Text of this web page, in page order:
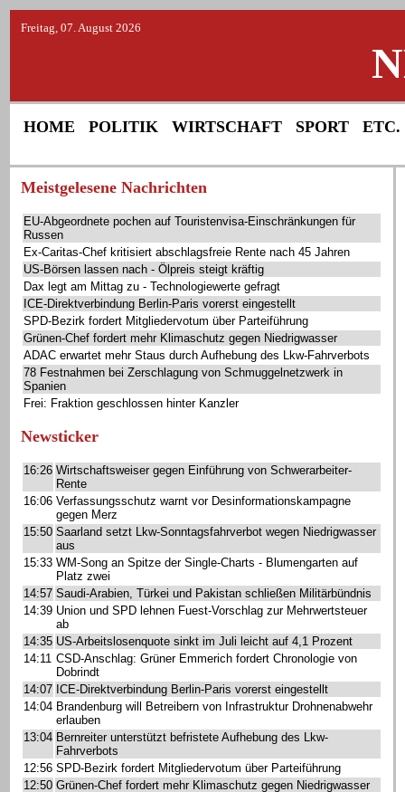
Freitag, 07. August 2026
HOME POLITIK WIRTSCHAFT SPORT ETC.
Meistgelesene Nachrichten
EU-Abgeordnete pochen auf Touristenvisa-Einschränkungen für
Russen
Ex-Caritas-Chef kritisiert abschlagsfreie Rente nach 45 Jahren
US-Börsen lassen nach - Ölpreis steigt kräftig
Dax legt am Mittag zu - Technologiewerte gefragt
ICE-Direktverbindung Berlin-Paris vorerst eingestellt
SPD-Bezirk fordert Mitgliedervotum über Parteiführung
Grünen-Chef fordert mehr Klimaschutz gegen Niedrigwasser
ADAC erwartet mehr Staus durch Aufhebung des Lkw-Fahrverbots
78 Festnahmen bei Zerschlagung von Schmuggelnetzwerk in
Spanien
Frei: Fraktion geschlossen hinter Kanzler
Newsticker
16:26 Wirtschaftsweiser gegen Einführung von Schwerarbeiter-
Rente
16:06 Verfassungsschutz warnt vor Desinformationskampagne
gegen Merz
15:50 Saarland setzt Lkw-Sonntagsfahrverbot wegen Niedrigwasser
aus
15:33 WM-Song an Spitze der Single-Charts - Blumengarten auf
Platz zwei
14:57 Saudi-Arabien, Türkei und Pakistan schließen Militärbündnis
14:39 Union und SPD lehnen Fuest-Vorschlag zur Mehrwertsteuer
ab
14:35 US-Arbeitslosenquote sinkt im Juli leicht auf 4,1 Prozent
14:11 CSD-Anschlag: Grüner Emmerich fordert Chronologie von
Dobrindt
14:07 ICE-Direktverbindung Berlin-Paris vorerst eingestellt
14:04 Brandenburg will Betreibern von Infrastruktur Drohnenabwehr
erlauben
13:04 Bernreiter unterstützt befristete Aufhebung des Lkw-
Fahrverbots
12:56 SPD-Bezirk fordert Mitgliedervotum über Parteiführung
12:50 Grünen-Chef fordert mehr Klimaschutz gegen Niedrigwasser